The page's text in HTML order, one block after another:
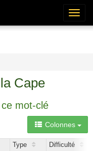
Cape
mot-clé
Colonnes
Type Difficulté